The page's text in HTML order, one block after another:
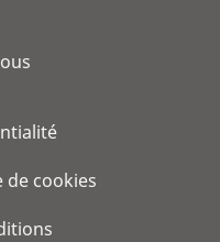
de cookies